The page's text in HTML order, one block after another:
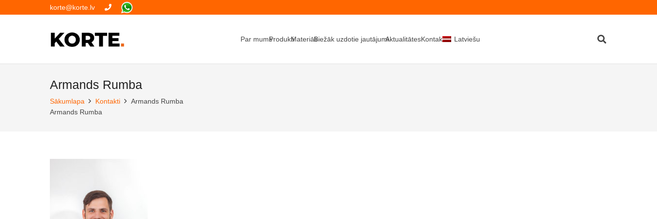
korte@korte.lv
Par mumsProduktiMateriāliBiežāk uzdotie jautājumiAktualitātesKontakti Latviešu
Armands Rumba
Sākumlapa Kontakti
Armands Rumba
Armands Rumba